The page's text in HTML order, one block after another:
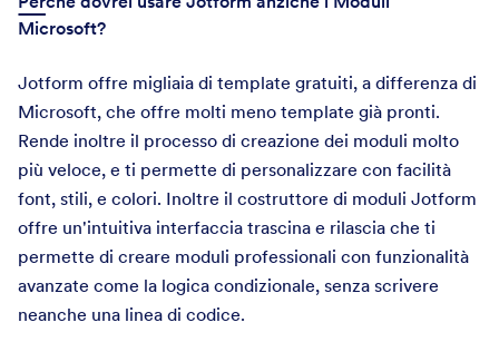
Microsoft?
Jotform offre migliaia di template gratuiti, a differenza di
Microsoft, che offre molti meno template già pronti.
Rende inoltre il processo di creazione dei moduli molto
più veloce, e ti permette di personalizzare con facilità
font, stili, e colori. Inoltre il costruttore di moduli Jotform
offre un'intuitiva interfaccia trascina e rilascia che ti
permette di creare moduli professionali con funzionalità
avanzate come la logica condizionale, senza scrivere
neanche una linea di codice.